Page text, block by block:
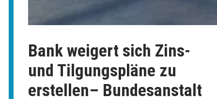
Bank weigert sich Zins-
und Tilgungspläne zu
erstellen– Bundesanstalt